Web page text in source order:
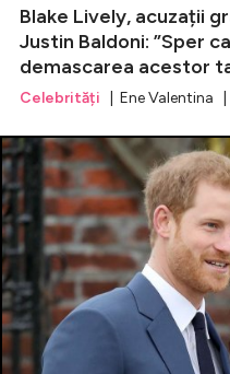
Blake Lively, acuzații
Justin Baldoni: ”Sper
demascarea acestor
Celebrități | Ene Valentina |